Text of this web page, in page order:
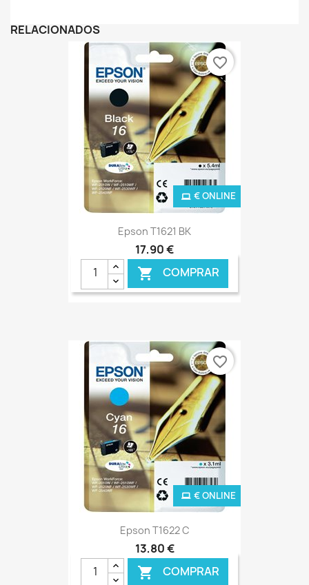
RELACIONADOS
Epson T1621 BK
17,90 €
 COMPRAR
€ ONLINE
favorite_border
Epson T1622 C
13,80 €
 COMPRAR
€ ONLINE
favorite_border